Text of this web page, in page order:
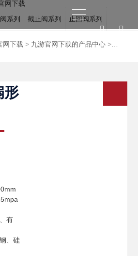
网下载
系列 截止阀系列 止回阀系列
冶金阀系列 水力控制阀系列
网下载 > 九游官网下载的产品中心 >
形
有
、硅